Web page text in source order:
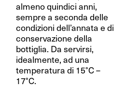
almeno quindici anni,
sempre a seconda delle
condizioni dell’annata e di
conservazione della
bottiglia. Da servirsi,
idealmente, ad una
temperatura di 15°C –
17°C.